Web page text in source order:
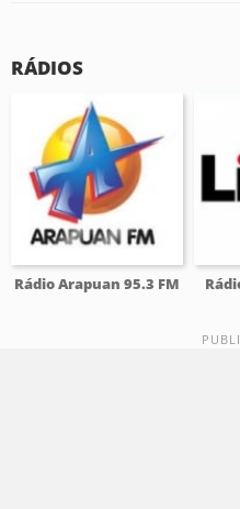
RÁDIOS
Rádio Arapuan 95.3 FM